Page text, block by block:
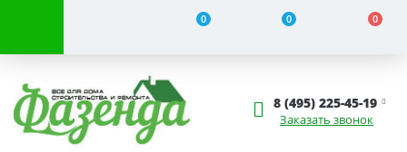
0 0 0
8 (495) 225-45-19
Заказать звонок